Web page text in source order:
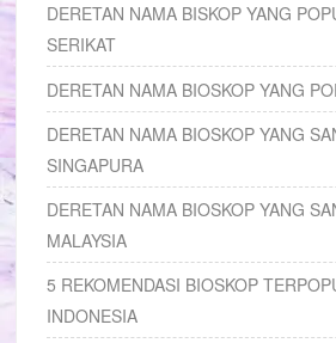
DERETAN NAMA BISKOP YANG
SERIKAT
DERETAN NAMA BIOSKOP YANG
DERETAN NAMA BIOSKOP YANG
SINGAPURA
DERETAN NAMA BIOSKOP YANG
MALAYSIA
5 REKOMENDASI BIOSKOP
INDONESIA